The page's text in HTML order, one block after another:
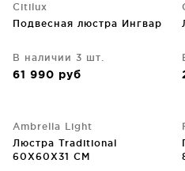
Citilux
Подвесная люстра Ингвар
В наличии 3 шт.
61 990 руб
Ambrella Light
Люстра Traditional
60X60X31 CM